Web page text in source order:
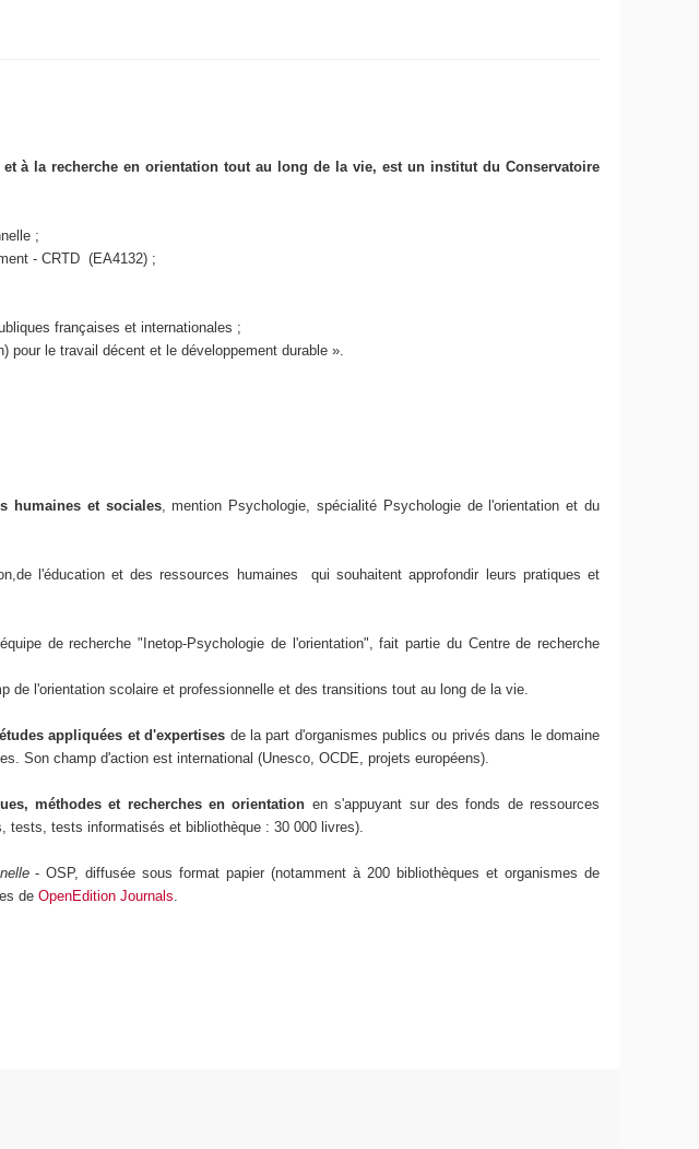
à la recherche en orientation tout au long de la vie, est un institut du Conservatoire
;
- CRTD (EA4132) ;
françaises et internationales ;
le travail décent et le développement durable ».
humaines et sociales, mention Psychologie, spécialité Psychologie de l'orientation et du
l'éducation et des ressources humaines qui souhaitent approfondir leurs pratiques et
de recherche "Inetop-Psychologie de l'orientation", fait partie du Centre de recherche
l'orientation scolaire et professionnelle et des transitions tout au long de la vie.
appliquées et d'expertises de la part d'organismes publics ou privés dans le domaine
Son champ d'action est international (Unesco, OCDE, projets européens).
méthodes et recherches en orientation en s'appuyant sur des fonds de ressources
tests, tests informatisés et bibliothèque : 30 000 livres).
- OSP, diffusée sous format papier (notamment à 200 bibliothèques et organismes de
deOpenEdition Journals